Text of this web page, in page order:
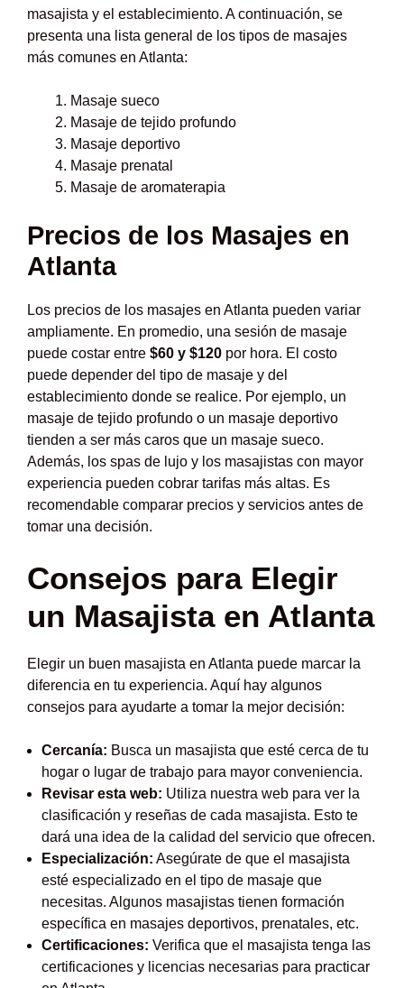
masajista y el establecimiento. A continuación, se
presenta una lista general de los tipos de masajes
más comunes en Atlanta:
Masaje sueco
Masaje de tejido profundo
Masaje deportivo
Masaje prenatal
Masaje de aromaterapia
Precios de los Masajes en
Atlanta
Los precios de los masajes en Atlanta pueden variar
ampliamente. En promedio, una sesión de masaje
puede costar entre $60 y $120 por hora. El costo
puede depender del tipo de masaje y del
establecimiento donde se realice. Por ejemplo, un
masaje de tejido profundo o un masaje deportivo
tienden a ser más caros que un masaje sueco.
Además, los spas de lujo y los masajistas con mayor
experiencia pueden cobrar tarifas más altas. Es
recomendable comparar precios y servicios antes de
tomar una decisión.
Consejos para Elegir
un Masajista en Atlanta
Elegir un buen masajista en Atlanta puede marcar la
diferencia en tu experiencia. Aquí hay algunos
consejos para ayudarte a tomar la mejor decisión:
Cercanía: Busca un masajista que esté cerca de tu
hogar o lugar de trabajo para mayor conveniencia.
Revisar esta web: Utiliza nuestra web para ver la
clasificación y reseñas de cada masajista. Esto te
dará una idea de la calidad del servicio que ofrecen.
Especialización: Asegúrate de que el masajista
esté especializado en el tipo de masaje que
necesitas. Algunos masajistas tienen formación
específica en masajes deportivos, prenatales, etc.
Certificaciones: Verifica que el masajista tenga las
certificaciones y licencias necesarias para practicar